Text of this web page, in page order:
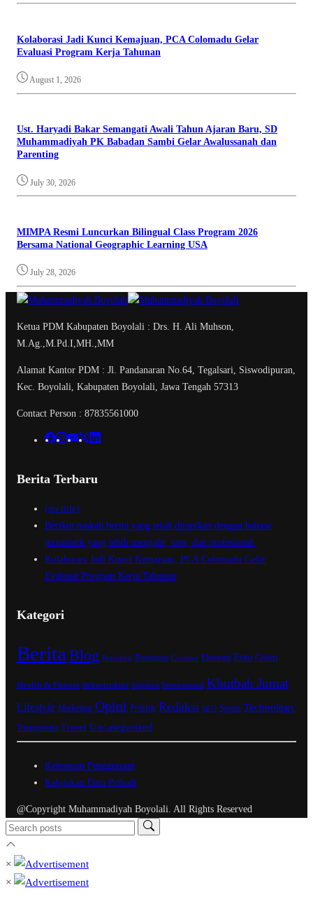
Kolaborasi Jadi Kunci Kemajuan, PCA Colomadu Gelar
Evaluasi Program Kerja Tahunan
August 1, 2026
Ust. Haryadi Bakar Semangati Awali Tahun Ajaran Baru, SD
Muhammadiyah PK Babadan Sambi Gelar Awalussanah dan
Parenting
July 30, 2026
MIMPA Resmi Luncurkan Bilingual Class Program 2026
Bersama National Geographic Learning USA
July 28, 2026
Ketua PDM Kabupaten Boyolali : Drs. H. Ali Muhson,
M.Ag.,M.Pd.I,MH.,MM
Alamat Kantor PDM : Jl. Pandanaran No.64, Tegalsari, Siswodipuran,
Kec. Boyolali, Kabupaten Boyolali, Jawa Tengah 57313
Contact Person : 87835561000
Berita Terbaru
(no title)
Berikut naskah berita yang telah dirapikan dengan bahasa
jurnalistik yang lebih mengalir, rapi, dan profesional.
Kolaborasi Jadi Kunci Kemajuan, PCA Colomadu Gelar
Evaluasi Program Kerja Tahunan
Kategori
Berita Blog Branding Business Creation Ekonomi Foto Galeri
Health & Fitness Infrastruktur Inspirasi Internasional Khutbah Jumat
Lifestyle Marketing Opini Politik Redaksi SEO Sports Technology
Transportasi Travel Uncategorized
Ketentuan Penggunaan
Kebijakan Data Pribadi
@Copyright Muhammadiyah Boyolali. All Rights Reserved
×
×